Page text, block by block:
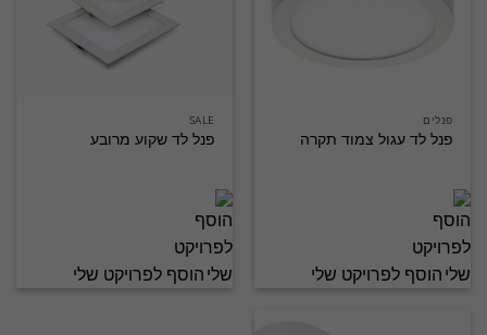
פנלים
פנל לד עגול צמוד תקרה
הוסף לפרויקט שלי
SALE
פנל לד שקוע מרובע
הוסף לפרויקט שלי